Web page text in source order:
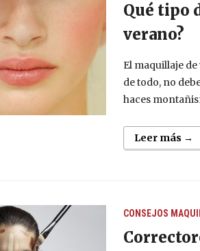
Qué tipo
verano?
El maquillaje
de todo, no
haces
Leer más →
CONSEJOS